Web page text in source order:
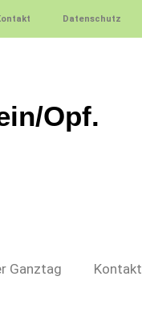
Datenschutz
Opf.
Ganztag Kontakt